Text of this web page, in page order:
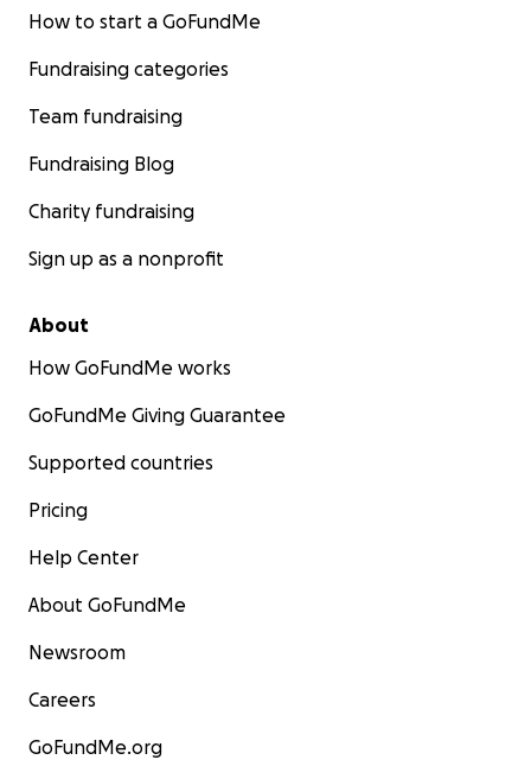
How to start a GoFundMe
Fundraising categories
Team fundraising
Fundraising Blog
Charity fundraising
Sign up as a nonprofit
About
How GoFundMe works
GoFundMe Giving Guarantee
Supported countries
Pricing
Help Center
About GoFundMe
Newsroom
Careers
GoFundMe.org